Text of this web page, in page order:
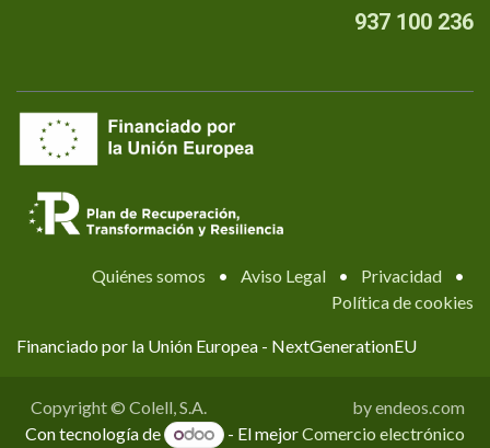
937 100 236
Quiénes somos • Aviso Legal • Privacidad
•
Política de cookies
Financiado por la Unión Europea - NextGenerationEU
Copyright © Colell, S.A.
by endeos.com
Con tecnología de
- El mejorComercio electrónico